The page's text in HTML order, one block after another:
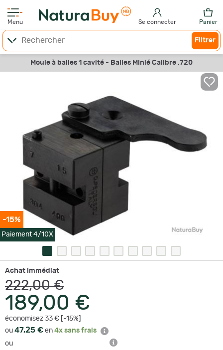
Menu Se connecter Panier
Filtrer
Moule à balles 1 cavité - Balles Minié Calibre .720
-15%
Paiement 4/10X
Achat immédiat
222,00 €
189,00 €
économisez 33 € [-15%]
ou 47,25 € en 4x sans frais
ou